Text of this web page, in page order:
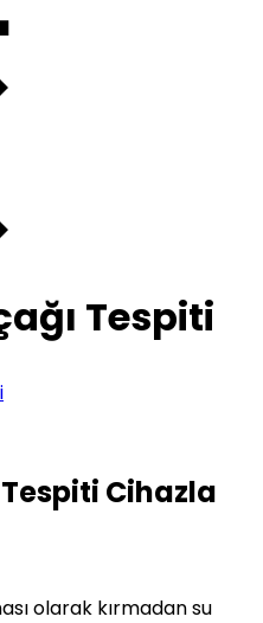
Tespiti
Tespiti Cihazla
olarak kırmadan su